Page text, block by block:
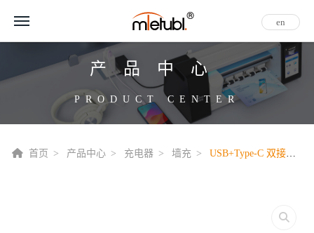
en
产品中心
PRODUCT CENTER
首页 产品中心 充电器 墙充 USB+Type-C 双接口手机充电器